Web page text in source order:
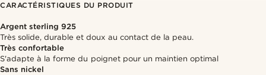
CARACTÉRISTIQUES DU PRODUIT
Argent sterling 925
Très solide, durable et doux au contact de la peau.
Très confortable
S'adapte à la forme du poignet pour un maintien optimal
Sans nickel